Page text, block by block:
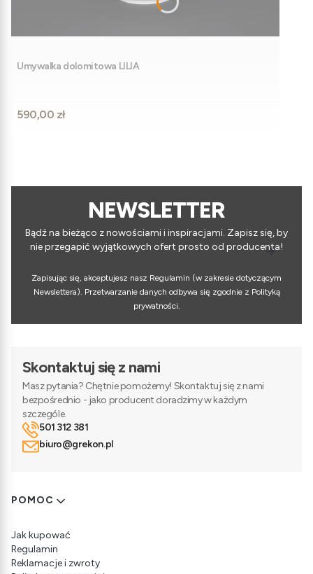
Umywalka dolomitowa LILIA
Cena
590,00 zł
NEWSLETTER
Bądź na bieżąco z nowościami i inspiracjami. Zapisz się, by
nie przegapić wyjątkowych ofert prosto od producenta!
Zapisując się, akceptujesz nasz Regulamin (w zakresie dotyczącym
Newslettera). Przetwarzanie danych odbywa się zgodnie z Polityką
prywatności.
Skontaktuj się z nami
Masz pytania? Chętnie pomożemy! Skontaktuj się z nami
bezpośrednio - jako producent doradzimy w każdym
szczególe.
501 312 381
biuro@grekon.pl
Linki w stopce
POMOC
Jak kupować
Regulamin
Reklamacje i zwroty